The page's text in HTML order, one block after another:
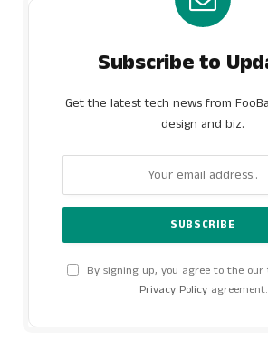
Subscribe to
Get the latest tech news from
design and biz.
By signing up, you agree to the
Privacy Policyagreement.